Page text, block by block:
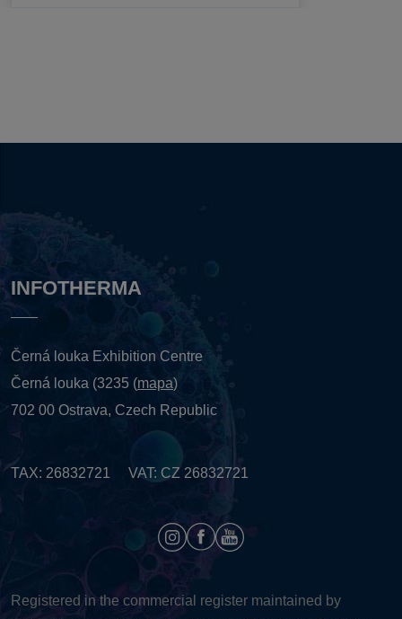
INFOTHERMA
Černá louka Exhibition Centre
Černá louka (3235 (mapa)
702 00 Ostrava, Czech Republic
TAX: 26832721 VAT: CZ 26832721
Registered in the commercial register maintained by